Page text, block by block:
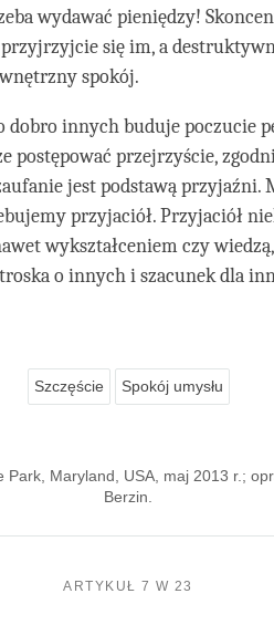
wydawać pieniędzy!
się im, a
spokój.
dobro innych buduje poczucie
postępować przejrzyście,
jest podstawą przyjaźni.
przyjaciół. Przyjaciół
wykształceniem czy
o innych i szacunek dla
Szczęście Spokój umysłu
Park, Maryland, USA, maj 2013 r.;
Berzin.
ARTYKUŁ 7 W 23